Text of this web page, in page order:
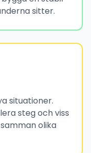
sitter.
situationer.
steg och viss
olika